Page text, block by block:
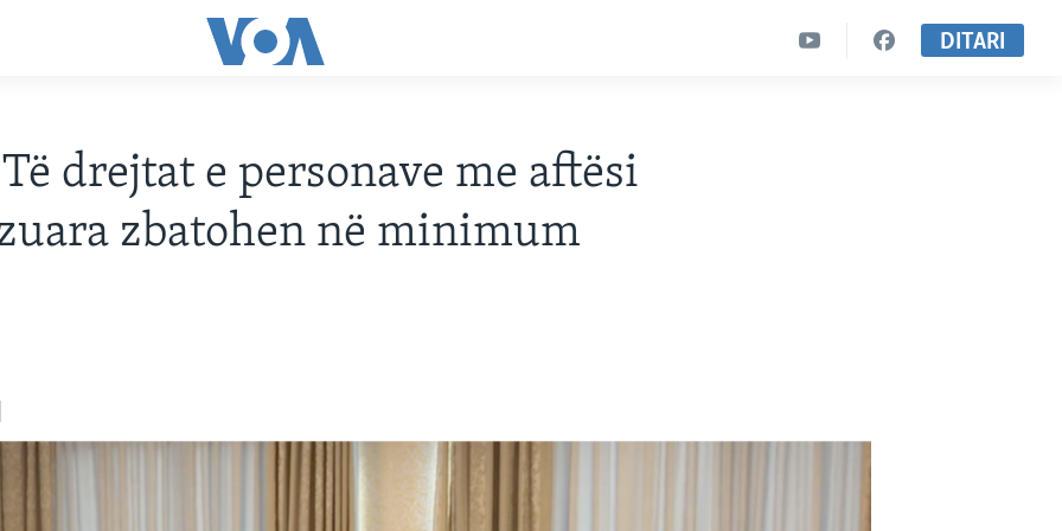
DITARI
drejtat e personave me aftësi
zbatohen në minimum